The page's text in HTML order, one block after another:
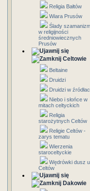
Religia Bałtów
Wiara Prusów
Ślady
w religijności
średniowiecznych
Prusów
Celtowie
Beltaine
Druidzi
Druidzi w
Niebo i słońce w
mitach celtyckich
Religia
starożytnych Celtów
Religie Celtów -
zarys tematu
Wierzenia
staroceltyckie
Wędrówki dusz u
Celtów
Dakowie